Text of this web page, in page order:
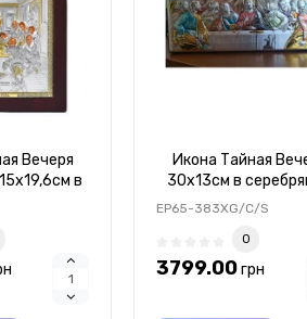
Вечеря
в
с
Икона Тайная
30х13см в
окладе
EP65-383XG/C/S
0
3799.00грн